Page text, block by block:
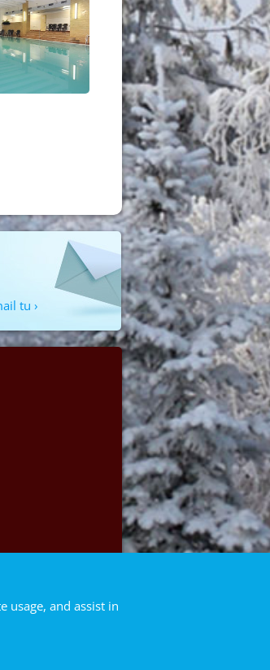
tu ›
usage, and assist in